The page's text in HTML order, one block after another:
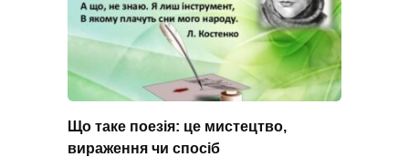
Що таке поезія: це мистецтво,
вираження чи спосіб